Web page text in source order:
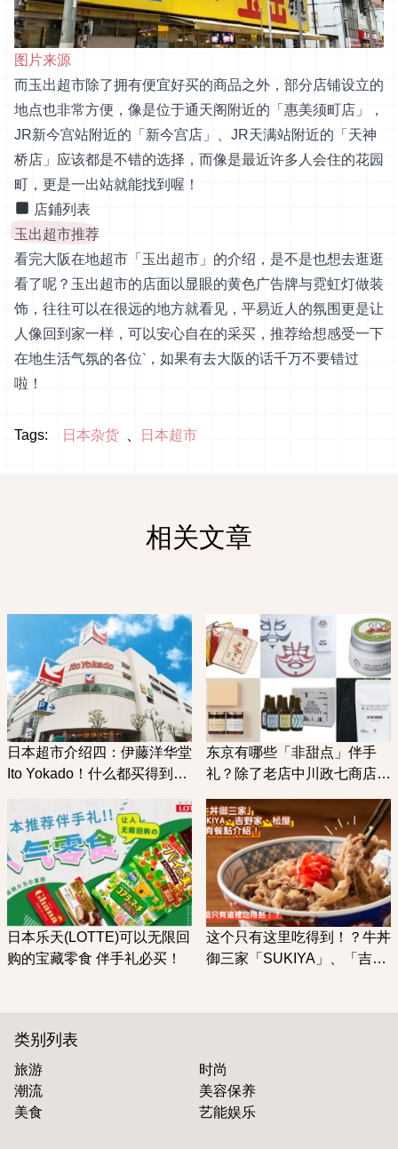
图片来源
而玉出超市除了拥有便宜好买的商品之外，部分店铺设立的
地点也非常方便，像是位于通天阁附近的「惠美须町店」，
JR新今宫站附近的「新今宫店」、JR天满站附近的「天神
桥店」应该都是不错的选择，而像是最近许多人会住的花园
町，更是一出站就能找到喔！
店鋪列表
玉出超市推荐
看完大阪在地超市「玉出超市」的介绍，是不是也想去逛逛
看了呢？玉出超市的店面以显眼的黄色广告牌与霓虹灯做装
饰，往往可以在很远的地方就看见，平易近人的氛围更是让
人像回到家一样，可以安心自在的采买，推荐给想感受一下
在地生活气氛的各位‵，如果有去大阪的话千万不要错过
啦！
Tags: 日本杂货 日本超市
相关文章
日本超市介绍四：伊藤洋华堂
Ito Yokado！什么都买得到的
「SEVEN PREMIUM」系列
商品
东京有哪些「非甜点」伴手
礼？除了老店中川政七商店、
的歌舞伎面膜！
日本乐天(LOTTE)可以无限回
购的宝藏零食 伴手礼必买！
这个只有这里吃得到！？牛丼
御三家「SUKIYA」、「吉野
类别列表
旅游
时尚
潮流
美容保养
美食
艺能娱乐